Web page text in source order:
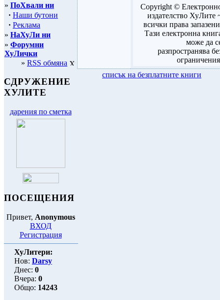
» ПоХвали ни
· Наши бутони
· Реклама
» НаХуЛи ни
» Форумни
ХуЛички
» RSS обмяна
СДРУЖЕНИЕ
ХУЛИТЕ
дарения по сметка
ПОСЕЩЕНИЯ
Привет, Anonymous
ВХОД
Регистрация
ХуЛитери:
Нов: Darsy
Днес: 0
Вчера: 0
Общо: 14243
Copyright ©
издателство ХуЛите
всички права
Тази електронна
може да
разпространява
списък на безплатните книги